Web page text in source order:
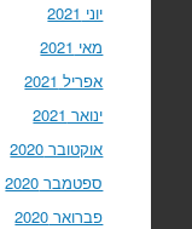
יוני 2021
מאי 2021
אפריל 2021
ינואר 2021
אוקטובר 2020
ספטמבר 2020
פברואר 2020